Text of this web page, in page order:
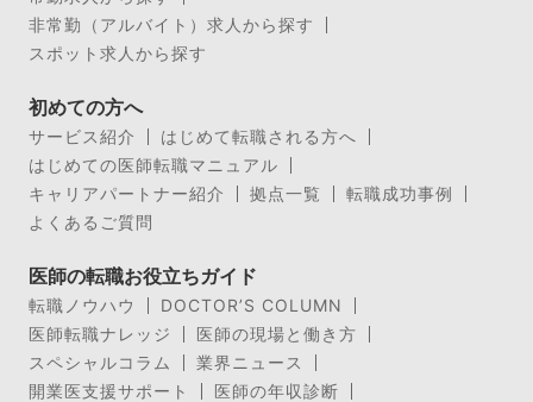
非常勤（アルバイト）求人から探す
スポット求人から探す
初めての方へ
サービス紹介
はじめて転職される方へ
はじめての医師転職マニュアル
キャリアパートナー紹介
拠点一覧
転職成功事例
よくあるご質問
医師の転職お役立ちガイド
転職ノウハウ
DOCTOR’S COLUMN
医師転職ナレッジ
医師の現場と働き方
スペシャルコラム
業界ニュース
開業医支援サポート
医師の年収診断